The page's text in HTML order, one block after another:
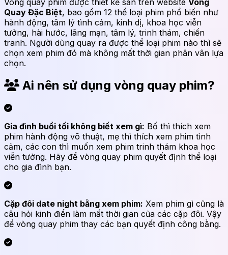
Quay Đặc Biệt, bao gồm 12 thể loại phim phổ biến như
hành động, tâm lý tình cảm, kinh dị, khoa học viễn
tưởng, hài hước, lãng mạn, tâm lý, trinh thám, chiến
tranh. Người dùng quay ra được thể loại phim nào thì sẽ
chọn xem phim đó mà không mất thời gian phân vân lựa
chọn.
Ai nên sử dụng vòng quay phim?
Gia đình buổi tối không biết xem gì: Bố thì thích xem
phim hành động võ thuật, mẹ thì thích xem phim tình
cảm, các con thì muốn xem phim trinh thám khoa học
viễn tưởng. Hãy để vòng quay phim quyết định thể loại
cho gia đình bạn.
Cặp đôi date night bằng xem phim: Xem phim gì cũng là
câu hỏi kinh điển làm mất thời gian của các cặp đôi. Vậy
để vòng quay phim thay các bạn quyết định công bằng.